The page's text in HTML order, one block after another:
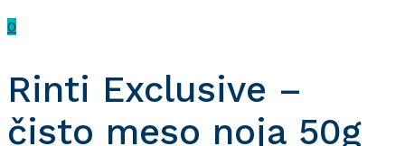
0
Rinti Exclusive –
čisto meso noja 50g